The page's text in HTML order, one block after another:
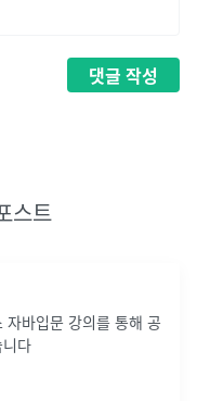
댓글 작성
스트
자바입문 강의를 통해 공
다